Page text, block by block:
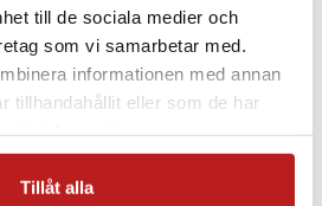
till de sociala medier och
som vi samarbetar med.
informationen med annan
tillhandahållit eller som de har
Tillåt alla
Livsmedel
vikten av bra kvalitet
Timothy Taylor använ...
på mejeri